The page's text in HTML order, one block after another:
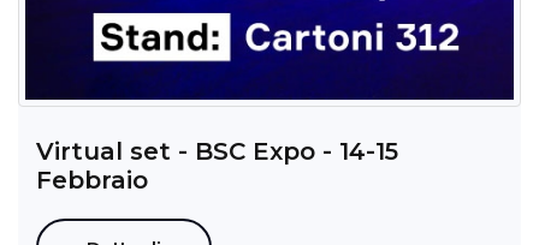
Virtual set - BSC Expo - 14-15
Febbraio